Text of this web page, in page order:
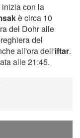
con la
è circa 10
del Dohr alle
del
all'ora dell'iftar.
alle 21:45.